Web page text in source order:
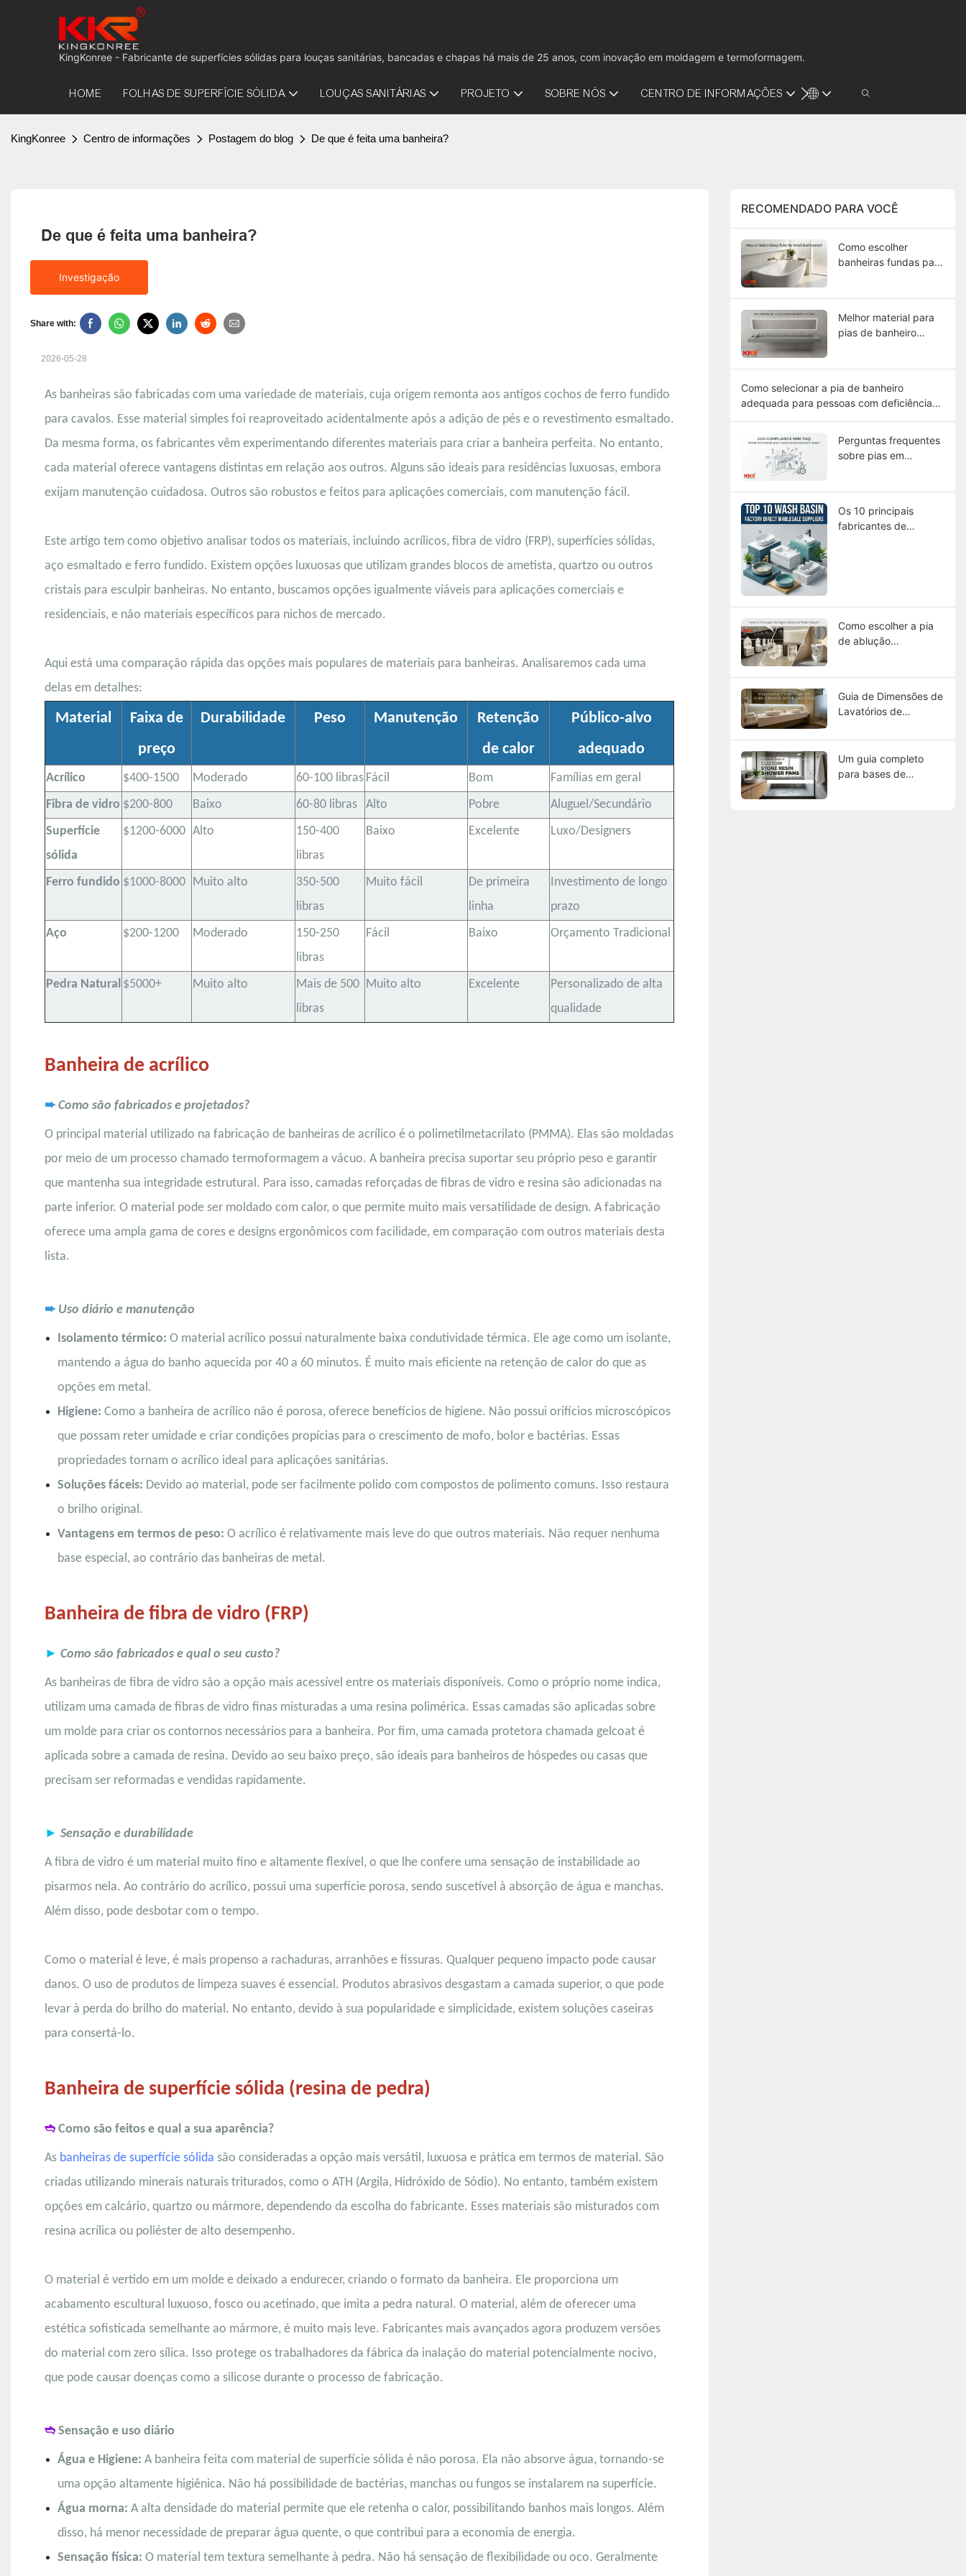
KingKonree - Fabricante de superfícies sólidas para louças sanitárias, bancadas e chapas há mais de 25 anos, com inovação em moldagem e termoformagem.
HOME FOLHAS DE SUPERFÍCIE SÓLIDA LOUÇAS SANITÁRIAS PROJETO SOBRE NÓS CENTRO DE INFORMAÇÕES VÍDEO
KingKonree Centro de informações Postagem do blog De que é feita uma banheira?
De que é feita uma banheira?
Investigação
Share with:
2026-05-28
As banheiras são fabricadas com uma variedade de materiais, cuja origem remonta aos antigos cochos de ferro fundido
para cavalos. Esse material simples foi reaproveitado acidentalmente após a adição de pés e o revestimento esmaltado.
Da mesma forma, os fabricantes vêm experimentando diferentes materiais para criar a banheira perfeita. No entanto,
cada material oferece vantagens distintas em relação aos outros. Alguns são ideais para residências luxuosas, embora
exijam manutenção cuidadosa. Outros são robustos e feitos para aplicações comerciais, com manutenção fácil.
Este artigo tem como objetivo analisar todos os materiais, incluindo acrílicos, fibra de vidro (FRP), superfícies sólidas,
aço esmaltado e ferro fundido. Existem opções luxuosas que utilizam grandes blocos de ametista, quartzo ou outros
cristais para esculpir banheiras. No entanto, buscamos opções igualmente viáveis ​​para aplicações comerciais e
residenciais, e não materiais específicos para nichos de mercado.
Aqui está uma comparação rápida das opções mais populares de materiais para banheiras. Analisaremos cada uma
delas em detalhes:
Material
Faixa de
preço
Durabilidade Peso Manutenção
Retenção
de calor
Público-alvo
adequado
Acrílico $400-1500 Moderado 60-100 libras Fácil Bom
Famílias em geral
Fibra de vidro $200-800 Baixo 60-80 libras Alto Pobre
Aluguel/Secundário
Superfície
sólida
$1200-6000 Alto
150-400
libras
Baixo Excelente Luxo/Designers
Ferro fundido $1000-8000 Muito alto
350-500
libras
Muito fácil
De primeira
linha
Investimento de longo
prazo
Aço
$200-1200 Moderado
150-250
libras
Fácil Baixo Orçamento Tradicional
Pedra Natural $5000+ Muito alto
Mais de 500
libras
Muito alto Excelente
Personalizado de alta
qualidade
Banheira de acrílico
➨ Como são fabricados e projetados?
O principal material utilizado na fabricação de banheiras de acrílico é o polimetilmetacrilato (PMMA). Elas são moldadas
por meio de um processo chamado termoformagem a vácuo. A banheira precisa suportar seu próprio peso e garantir
que mantenha sua integridade estrutural. Para isso, camadas reforçadas de fibras de vidro e resina são adicionadas na
parte inferior. O material pode ser moldado com calor, o que permite muito mais versatilidade de design. A fabricação
oferece uma ampla gama de cores e designs ergonômicos com facilidade, em comparação com outros materiais desta
lista.
➨ Uso diário e manutenção
Isolamento térmico: O material acrílico possui naturalmente baixa condutividade térmica. Ele age como um isolante,
mantendo a água do banho aquecida por 40 a 60 minutos. É muito mais eficiente na retenção de calor do que as
opções em metal.
Higiene: Como a banheira de acrílico não é porosa, oferece benefícios de higiene. Não possui orifícios microscópicos
que possam reter umidade e criar condições propícias para o crescimento de mofo, bolor e bactérias. Essas
propriedades tornam o acrílico ideal para aplicações sanitárias.
Soluções fáceis: Devido ao material, pode ser facilmente polido com compostos de polimento comuns. Isso restaura
o brilho original.
Vantagens em termos de peso: O acrílico é relativamente mais leve do que outros materiais. Não requer nenhuma
base especial, ao contrário das banheiras de metal.
Banheira de fibra de vidro (FRP)
► Como são fabricados e qual o seu custo?
As banheiras de fibra de vidro são a opção mais acessível entre os materiais disponíveis. Como o próprio nome indica,
utilizam uma camada de fibras de vidro finas misturadas a uma resina polimérica. Essas camadas são aplicadas sobre
um molde para criar os contornos necessários para a banheira. Por fim, uma camada protetora chamada gelcoat é
aplicada sobre a camada de resina. Devido ao seu baixo preço, são ideais para banheiros de hóspedes ou casas que
precisam ser reformadas e vendidas rapidamente.
► Sensação e durabilidade
A fibra de vidro é um material muito fino e altamente flexível, o que lhe confere uma sensação de instabilidade ao
pisarmos nela. Ao contrário do acrílico, possui uma superfície porosa, sendo suscetível à absorção de água e manchas.
Além disso, pode desbotar com o tempo.
Como o material é leve, é mais propenso a rachaduras, arranhões e fissuras. Qualquer pequeno impacto pode causar
danos. O uso de produtos de limpeza suaves é essencial. Produtos abrasivos desgastam a camada superior, o que pode
levar à perda do brilho do material. No entanto, devido à sua popularidade e simplicidade, existem soluções caseiras
para consertá-lo.
Banheira de superfície sólida (resina de pedra)
➬ Como são feitos e qual a sua aparência?
As banheiras de superfície sólida são consideradas a opção mais versátil, luxuosa e prática em termos de material. São
criadas utilizando minerais naturais triturados, como o ATH (Argila, Hidróxido de Sódio). No entanto, também existem
opções em calcário, quartzo ou mármore, dependendo da escolha do fabricante. Esses materiais são misturados com
resina acrílica ou poliéster de alto desempenho.
O material é vertido em um molde e deixado a endurecer, criando o formato da banheira. Ele proporciona um
acabamento escultural luxuoso, fosco ou acetinado, que imita a pedra natural. O material, além de oferecer uma
estética sofisticada semelhante ao mármore, é muito mais leve. Fabricantes mais avançados agora produzem versões
do material com zero sílica. Isso protege os trabalhadores da fábrica da inalação do material potencialmente nocivo,
que pode causar doenças como a silicose durante o processo de fabricação.
➬ Sensação e uso diário
Água e Higiene: A banheira feita com material de superfície sólida é não porosa. Ela não absorve água, tornando-se
uma opção altamente higiênica. Não há possibilidade de bactérias, manchas ou fungos se instalarem na superfície.
Água morna: A alta densidade do material permite que ele retenha o calor, possibilitando banhos mais longos. Além
disso, há menor necessidade de preparar água quente, o que contribui para a economia de energia.
Sensação física: O material tem textura semelhante à pedra. Não há sensação de flexibilidade ou oco. Geralmente
RECOMENDADO PARA VOCÊ
Como escolher
banheiras fundas para
Melhor material para
pias de banheiro
Como selecionar a pia de banheiro
adequada para pessoas com deficiência
Perguntas frequentes
sobre pias em
preocupações de
arquitetos e
Os 10 principais
fabricantes de
Como escolher a pia
de ablução
Guia de Dimensões de
Lavatórios de
Projetos de Banheiros
de Hotéis
Um guia completo
para bases de